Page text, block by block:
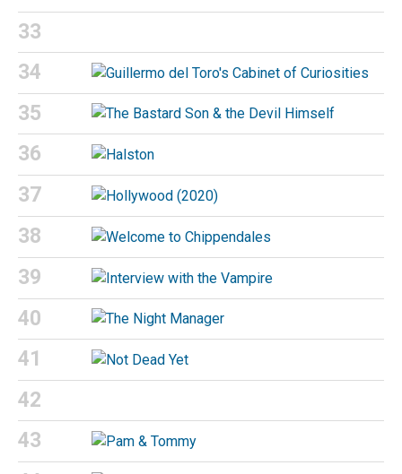
33
34
35
36
37
38
39
40
41
42
43
44